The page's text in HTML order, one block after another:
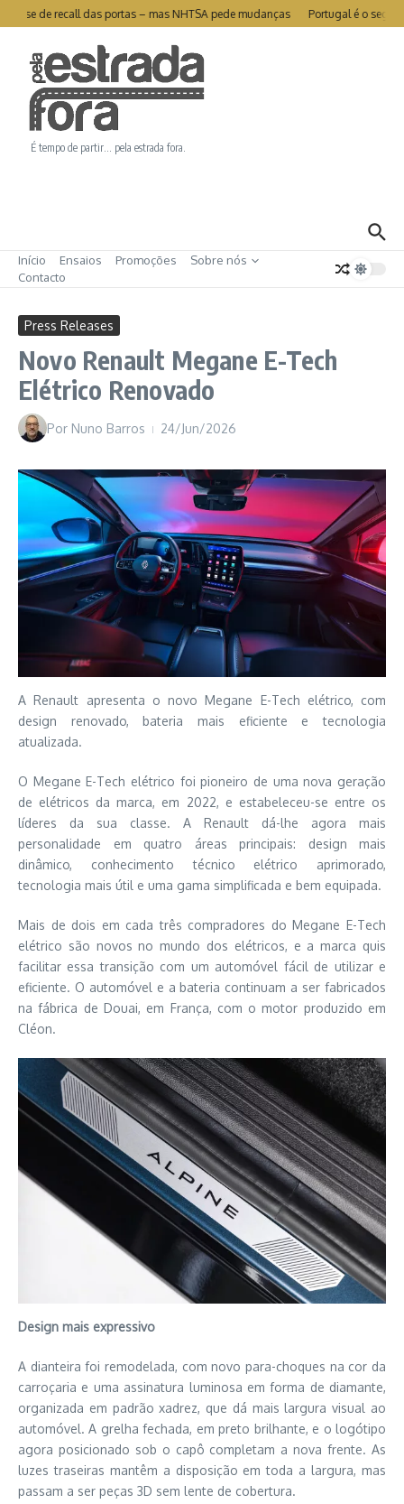
Ir para o conteúdo
se de recall das portas – mas NHTSA pede mudanças Portugal é o
É tempo de partir… pela estrada fora.
Início Ensaios Promoções
Sobre nós
Contacto
Press Releases
Novo Renault Megane E-Tech
Elétrico Renovado
Por Nuno Barros 24/Jun/2026
A Renault apresenta o novo Megane E-Tech elétrico, com
design renovado, bateria mais eficiente e tecnologia
atualizada.
O Megane E-Tech elétrico foi pioneiro de uma nova geração
de elétricos da marca, em 2022, e estabeleceu-se entre os
líderes da sua classe. A Renault dá-lhe agora mais
personalidade em quatro áreas principais: design mais
dinâmico, conhecimento técnico elétrico aprimorado,
tecnologia mais útil e uma gama simplificada e bem equipada.
Mais de dois em cada três compradores do Megane E-Tech
elétrico são novos no mundo dos elétricos, e a marca quis
facilitar essa transição com um automóvel fácil de utilizar e
eficiente. O automóvel e a bateria continuam a ser fabricados
na fábrica de Douai, em França, com o motor produzido em
Cléon.
Design mais expressivo
A dianteira foi remodelada, com novo para-choques na cor da
carroçaria e uma assinatura luminosa em forma de diamante,
organizada em padrão xadrez, que dá mais largura visual ao
automóvel. A grelha fechada, em preto brilhante, e o logótipo
agora posicionado sob o capô completam a nova frente. As
luzes traseiras mantêm a disposição em toda a largura, mas
passam a ser peças 3D sem lente de cobertura.